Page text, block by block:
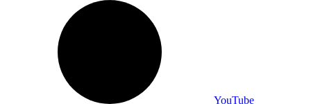
YouTube